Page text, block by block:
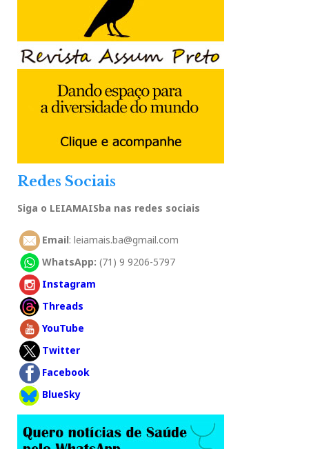
Redes Sociais
Siga o LEIAMAISba nas redes sociais
Email: leiamais.ba@gmail.com
WhatsApp: (71) 9 9206-5797
Instagram
Threads
YouTube
Twitter
Facebook
BlueSky